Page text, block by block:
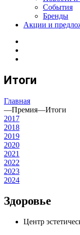
События
Бренды
Акции и
Итоги
Главная
—Премия—Итоги
2017
2018
2019
2020
2021
2022
2023
2024
Здоровье
Центр